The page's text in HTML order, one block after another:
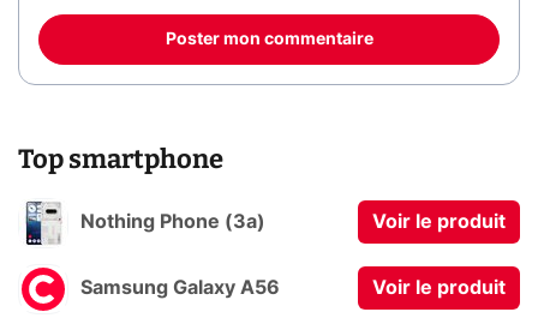
Poster mon commentaire
Top smartphone
Nothing Phone (3a) Voir le produit
Samsung Galaxy A56 Voir le produit